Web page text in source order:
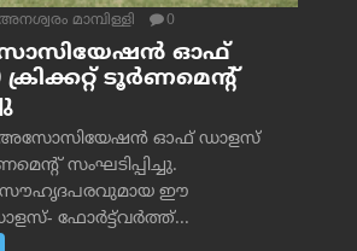
മാമ്പിള്ളി 0
ഓഫ്
ക്രിക്കറ്റ് ടൂർണമെന്റ്
അസോസിയേഷൻ ഓഫ് ഡാളസ്
സംഘടിപ്പിച്ചു.
ഈ
ഫോർട്ട്‌വര്‍ത്ത്...